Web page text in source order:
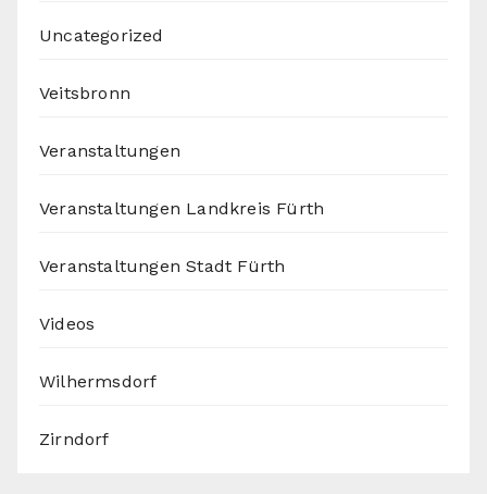
Uncategorized
Veitsbronn
Veranstaltungen
Veranstaltungen Landkreis Fürth
Veranstaltungen Stadt Fürth
Videos
Wilhermsdorf
Zirndorf